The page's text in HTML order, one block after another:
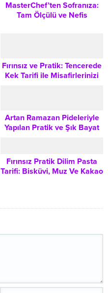
MasterChef’ten Sofranıza:
Tam Ölçülü ve Nefis
Fırınsız ve Pratik: Tencerede
Kek Tarifi ile Misafirlerinizi
Artan Ramazan Pideleriyle
Yapılan Pratik ve Şık Bayat
Fırınsız Pratik Dilim Pasta
Tarifi: Bisküvi, Muz Ve Kakao